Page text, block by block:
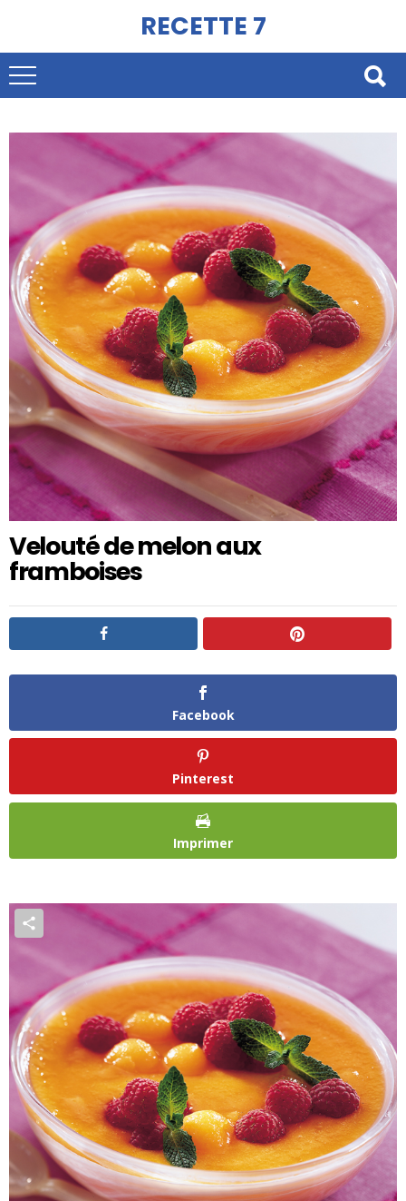
RECETTE 7
Velouté de melon aux
framboises
Facebook
Pinterest
Imprimer